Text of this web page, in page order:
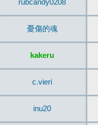
rubcandy0208
憂傷的魂
kakeru
c.vieri
inu20